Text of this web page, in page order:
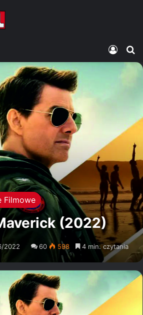
Filmowe
(2022)
2022 60 598 4 min. czytania